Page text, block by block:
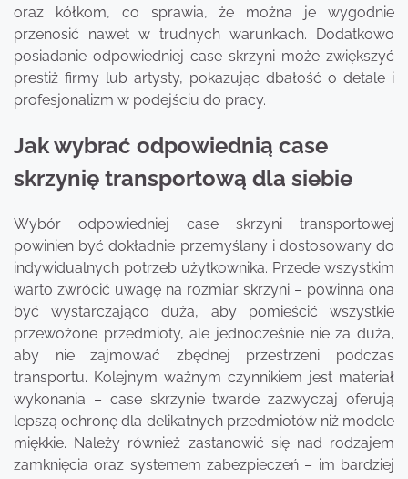
oraz kółkom, co sprawia, że można je wygodnie
przenosić nawet w trudnych warunkach. Dodatkowo
posiadanie odpowiedniej case skrzyni może zwiększyć
prestiż firmy lub artysty, pokazując dbałość o detale i
profesjonalizm w podejściu do pracy.
Jak wybrać odpowiednią case
skrzynię transportową dla siebie
Wybór odpowiedniej case skrzyni transportowej
powinien być dokładnie przemyślany i dostosowany do
indywidualnych potrzeb użytkownika. Przede wszystkim
warto zwrócić uwagę na rozmiar skrzyni – powinna ona
być wystarczająco duża, aby pomieścić wszystkie
przewożone przedmioty, ale jednocześnie nie za duża,
aby nie zajmować zbędnej przestrzeni podczas
transportu. Kolejnym ważnym czynnikiem jest materiał
wykonania – case skrzynie twarde zazwyczaj oferują
lepszą ochronę dla delikatnych przedmiotów niż modele
miękkie. Należy również zastanowić się nad rodzajem
zamknięcia oraz systemem zabezpieczeń – im bardziej